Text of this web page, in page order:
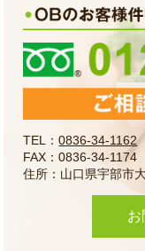
TEL：0836-34-1162
FAX：0836-34-1174
住所：山口県宇部市
お